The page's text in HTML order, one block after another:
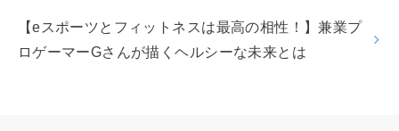
【eスポーツとフィットネスは最高の相性！】兼業プ
ロゲーマーGさんが描くヘルシーな未来とは